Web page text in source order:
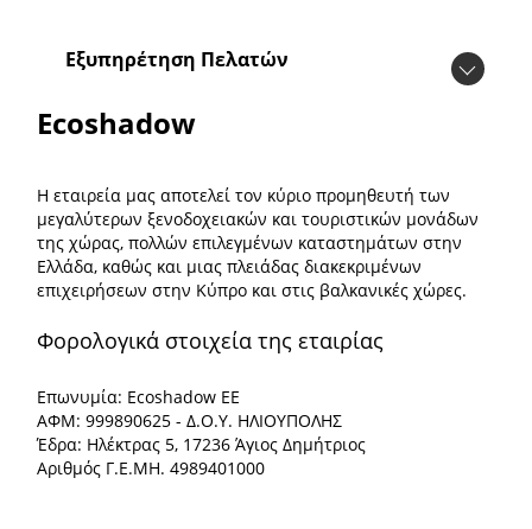
Εξυπηρέτηση Πελατών
Ecoshadow
Η εταιρεία μας αποτελεί τον κύριο προμηθευτή των
μεγαλύτερων ξενοδοχειακών και τουριστικών μονάδων
της χώρας, πολλών επιλεγμένων καταστημάτων στην
Ελλάδα, καθώς και μιας πλειάδας διακεκριμένων
επιχειρήσεων στην Κύπρο και στις βαλκανικές χώρες.
Φορολογικά στοιχεία της εταιρίας
Επωνυμία: Ecoshadow ΕΕ
ΑΦΜ: 999890625 - Δ.Ο.Υ. ΗΛΙΟΥΠΟΛΗΣ
Έδρα: Ηλέκτρας 5, 17236 Άγιος Δημήτριος
Αριθμός Γ.Ε.ΜΗ. 4989401000